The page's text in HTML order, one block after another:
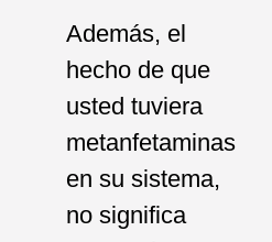
Además, el
hecho de que
usted tuviera
metanfetaminas
en su sistema,
no significa